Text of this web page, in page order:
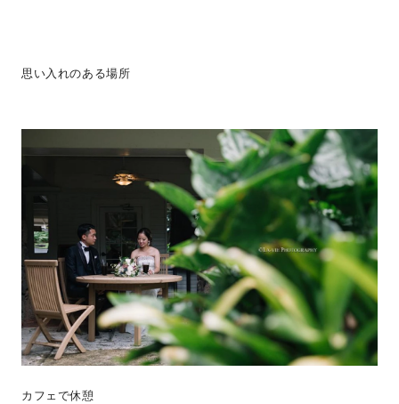
思い入れのある場所
カフェで休憩